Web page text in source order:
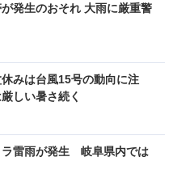
発生のおそれ 大雨に厳重警
みは台風15号の動向に注
しい暑さ続く
ラ雷雨が発生 岐阜県内では